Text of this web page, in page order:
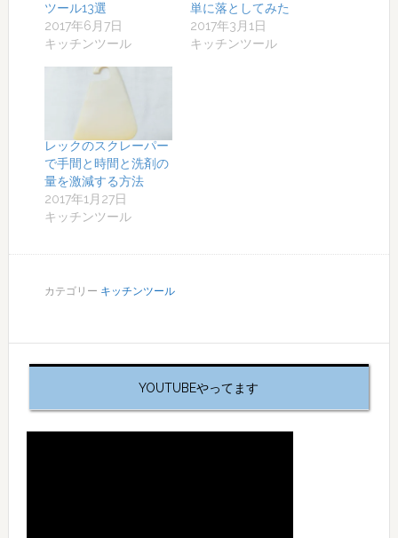
ツール13選
2017年6月7日
キッチンツール
単に落としてみた
2017年3月1日
キッチンツール
レックのスクレーパー
で手間と時間と洗剤の
量を激減する方法
2017年1月27日
キッチンツール
カテゴリー キッチンツール
YOUTUBEやってます